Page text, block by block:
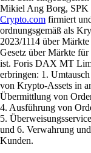
Mikiel Ang Borg, SPK
Crypto.com firmiert
ordnungsgemäß als
2023/1114 über
Gesetz über Märkte
ist. Foris DAX MT
erbringen: 1.
von Krypto-Assets in
Übermittlung von
4. Ausführung von
5.
und 6. Verwahrung
Kunden.